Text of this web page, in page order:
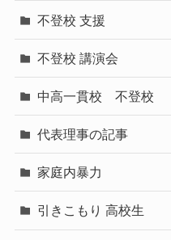
不登校 支援
不登校 講演会
中高一貫校 不登校
代表理事の記事
家庭内暴力
引きこもり 高校生